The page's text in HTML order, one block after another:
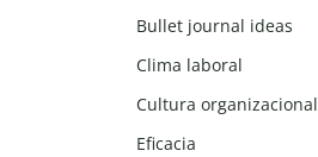
Bullet journal ideas
Clima laboral
Cultura organizacional
Eficacia